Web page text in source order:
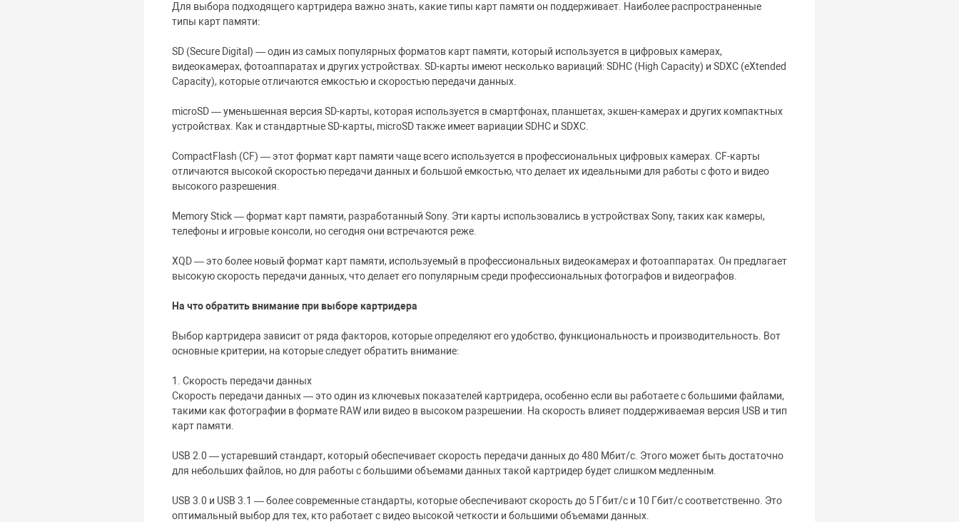
Для выбора подходящего картридера важно знать, какие типы карт памяти он поддерживает. Наиболее распространенные
типы карт памяти:
SD (Secure Digital) — один из самых популярных форматов карт памяти, который используется в цифровых камерах,
видеокамерах, фотоаппаратах и других устройствах. SD-карты имеют несколько вариаций: SDHC (High Capacity) и SDXC (eXtended
Capacity), которые отличаются емкостью и скоростью передачи данных.
microSD — уменьшенная версия SD-карты, которая используется в смартфонах, планшетах, экшен-камерах и других компактных
устройствах. Как и стандартные SD-карты, microSD также имеет вариации SDHC и SDXC.
CompactFlash (CF) — этот формат карт памяти чаще всего используется в профессиональных цифровых камерах. CF-карты
отличаются высокой скоростью передачи данных и большой емкостью, что делает их идеальными для работы с фото и видео
высокого разрешения.
Memory Stick — формат карт памяти, разработанный Sony. Эти карты использовались в устройствах Sony, таких как камеры,
телефоны и игровые консоли, но сегодня они встречаются реже.
XQD — это более новый формат карт памяти, используемый в профессиональных видеокамерах и фотоаппаратах. Он предлагает
высокую скорость передачи данных, что делает его популярным среди профессиональных фотографов и видеографов.
На что обратить внимание при выборе картридера
Выбор картридера зависит от ряда факторов, которые определяют его удобство, функциональность и производительность. Вот
основные критерии, на которые следует обратить внимание:
1. Скорость передачи данных
Скорость передачи данных — это один из ключевых показателей картридера, особенно если вы работаете с большими файлами,
такими как фотографии в формате RAW или видео в высоком разрешении. На скорость влияет поддерживаемая версия USB и тип
карт памяти.
USB 2.0 — устаревший стандарт, который обеспечивает скорость передачи данных до 480 Мбит/с. Этого может быть достаточно
для небольших файлов, но для работы с большими объемами данных такой картридер будет слишком медленным.
USB 3.0 и USB 3.1 — более современные стандарты, которые обеспечивают скорость до 5 Гбит/с и 10 Гбит/с соответственно. Это
оптимальный выбор для тех, кто работает с видео высокой четкости и большими объемами данных.